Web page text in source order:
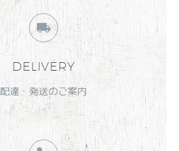
DELIVERY
配達・発送のご案内